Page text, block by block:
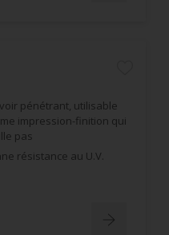
pénétrant, utilisable
impression-finition qui
pas
résistance au U.V.